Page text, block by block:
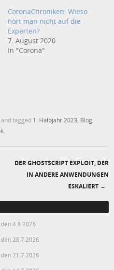
CoronaChroniken: Wieso
hört man nicht auf die
Experten?
7. August 2020
In "Corona"
and tagged 1. Halbjahr 2023 Blog
DER GHOSTSCRIPT EXPLOIT, DER
IN ANDERE ANWENDUNGEN
ESKALIERT →
4.8.2026
28.7.2026
21.7.2026